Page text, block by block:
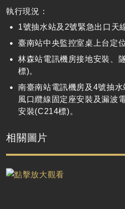
執行現況：
1號抽水站及 2號緊急出口天
臺南站中央監控室桌上台定
林森站電訊機房接地安裝、
標)。
南臺南站電訊機房及 4號抽水
風口纜線固定座安裝及漏波
安裝(C214標)。
相關圖片